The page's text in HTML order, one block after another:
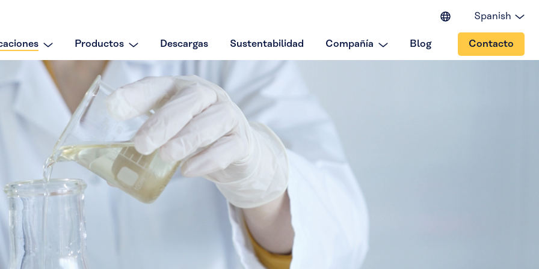
English (EU)
English (IN)
Spanish
Productos Descargas Sustentabilidad Compañía Blog Contacto